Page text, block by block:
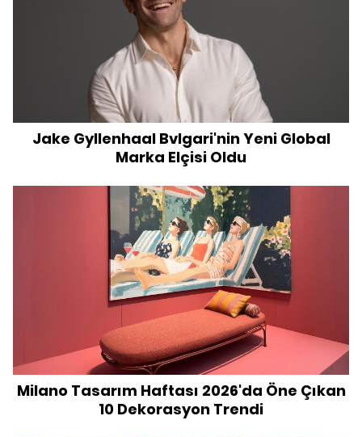
Jake Gyllenhaal Bvlgari'nin Yeni Global
Marka Elçisi Oldu
Milano Tasarım Haftası 2026'da Öne Çıkan
10 Dekorasyon Trendi